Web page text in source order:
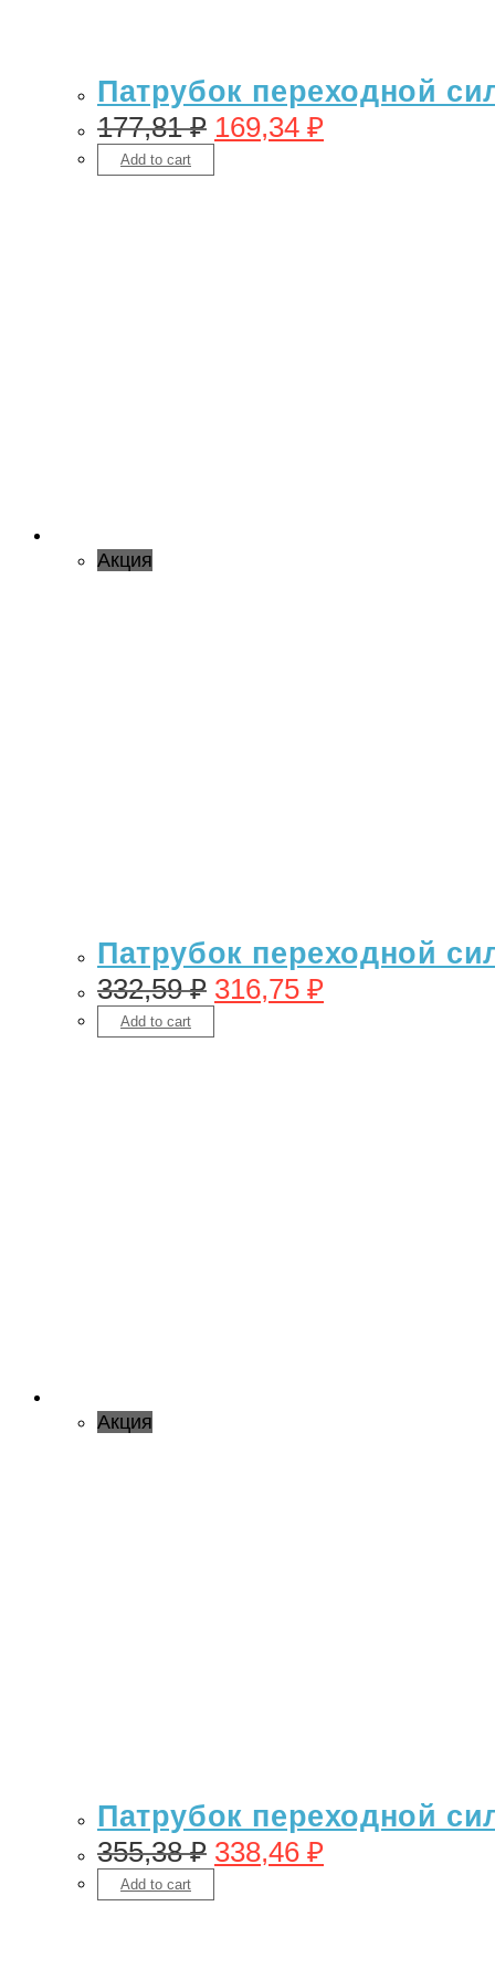
Патрубок переходной
177,81₽ 169,34 ₽
Add to cart
Акция
Патрубок переходной
332,59₽ 316,75 ₽
Add to cart
Акция
Патрубок переходной
355,38₽ 338,46 ₽
Add to cart